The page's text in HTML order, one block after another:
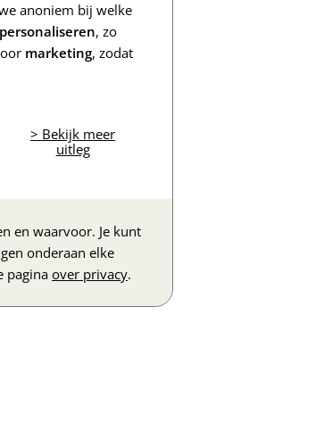
anoniem bij welke
personaliseren, zo
marketing, zodat
> Bekijk meer
uitleg
en waarvoor. Je kunt
onderaan elke
pagina over privacy.